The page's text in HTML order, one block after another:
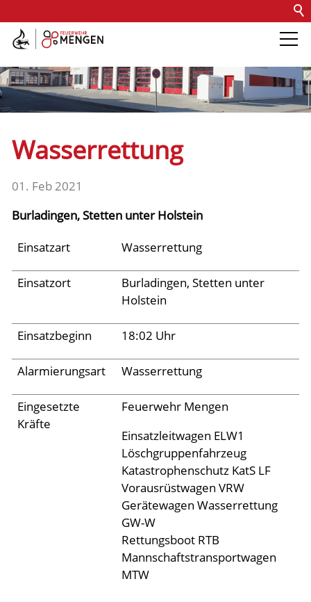
Kontakt Impressum
Barrierefreiheit
Die Feuerwehr
Fachdienste
Fahrzeuge
Einsätze
Aktuelles
Links
Wasserrettung
01. Feb 2021
Burladingen, Stetten unter Holstein
Einsatzart
Wasserrettung
Einsatzort
Burladingen, Stetten unter
Holstein
Einsatzbeginn 18:02 Uhr
Alarmierungsart Wasserrettung
Eingesetzte
Kräfte
Feuerwehr Mengen
Einsatzleitwagen ELW1
Löschgruppenfahrzeug
Katastrophenschutz KatS LF
Vorausrüstwagen VRW
Gerätewagen Wasserrettung
GW-W
Rettungsboot RTB
Mannschaftstransportwagen
MTW